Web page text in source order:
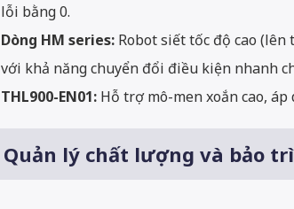
lỗi bằng 0.
Dòng HM series: Robot siết tốc độ cao
với khả năng chuyển đổi điều kiện nhanh
THL900-EN01: Hỗ trợ mô-men xoắn cao,
Quản lý chất lượng và bảo